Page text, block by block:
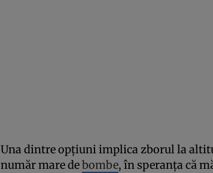
Una dintre opţiuni implica zborul la
număr mare debombe, în speranţa că